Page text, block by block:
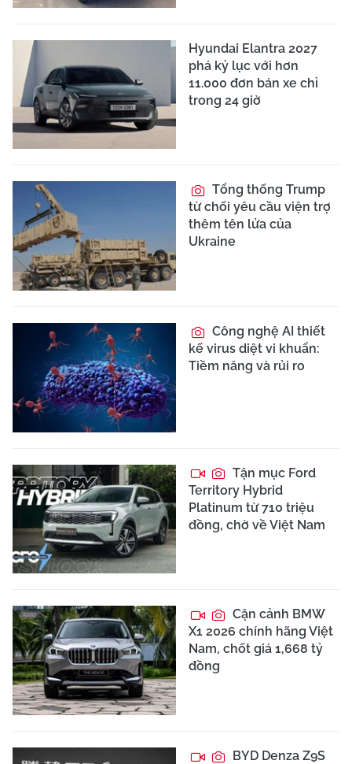
Hyundai Elantra 2027
phá kỷ lục với hơn
11.000 đơn bán xe chỉ
trong 24 giờ
Tổng thống Trump
từ chối yêu cầu viện trợ
thêm tên lửa của
Ukraine
Công nghệ AI thiết
kế virus diệt vi khuẩn:
Tiềm năng và rủi ro
Tận mục Ford
Territory Hybrid
Platinum từ 710 triệu
đồng, chờ về Việt Nam
Cận cảnh BMW
X1 2026 chính hãng Việt
Nam, chốt giá 1,668 tỷ
đồng
BYD Denza Z9S